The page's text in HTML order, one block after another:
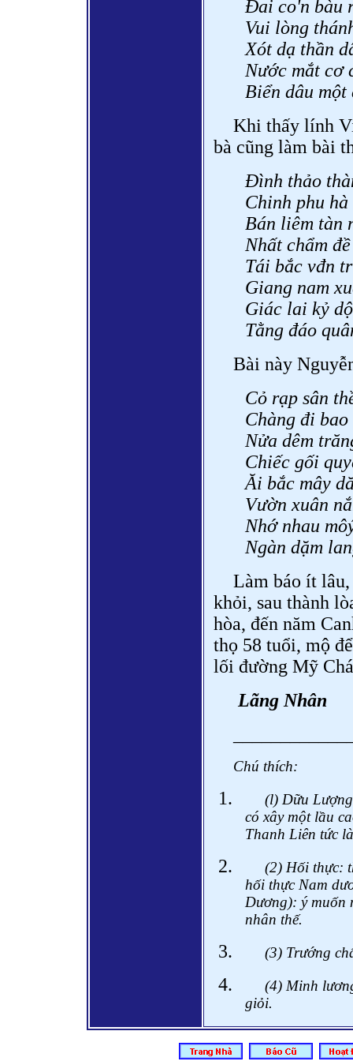
Đai co'n bàu
Vui lòng
Xót dạ thần
Nước mắt cơ
Biển dâu
Khi thấy lính
bà cũng làm bài
Đình thảo
Chinh phu
Bán liêm tàn
Nhất chẩm
Tái bắc vđn
Giang nam
Giác lai kỷ
Tằng đáo
Bài này
Cỏ rạp sân
Chàng đi
Nửa dêm
Chiếc gối
Ăi bắc mây
Vườn xuân
Nhớ nhau
Ngàn dặm
Làm báo ít
khỏi, sau thành
hòa, đến năm
thọ 58 tuổi, mộ
lối đường Mỹ
Lãng Nhân
Chú thích:
(l) Dữu
có xây một lầu
Thanh Liên tức
(2) Hối thực:
hối thực Nam
Dương): ý muốn
nhân thế.
(3) Trướng
(4) Minh
giỏi.